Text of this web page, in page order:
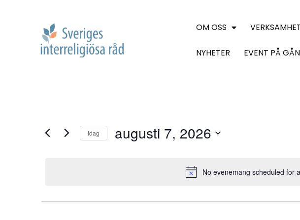
OM OSS
NYHETER EVENT PÅ
No evenemang scheduled for
Idag augusti 7, 2026